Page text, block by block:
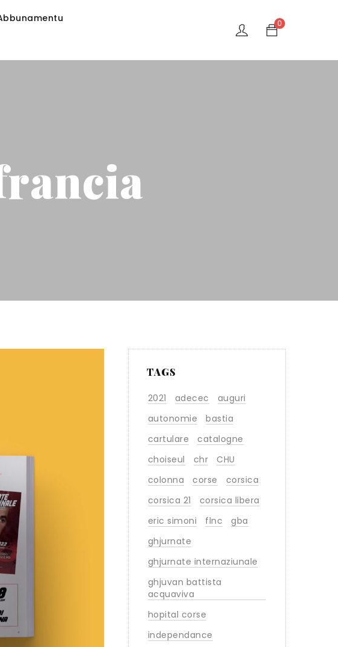
0
TAGS
2021 adecec
auguri
autonomie
bastia
cartulare
catalogne
choiseul
chr
CHU
colonna
corse
corsica
corsica 21
corsica libera
eric simoni
flnc
gba
ghjurnate
ghjurnate internaziunale
ghjuvan battista
acquaviva
hopital corse
independance